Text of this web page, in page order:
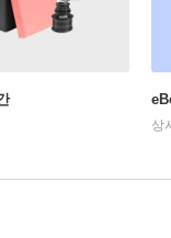
상